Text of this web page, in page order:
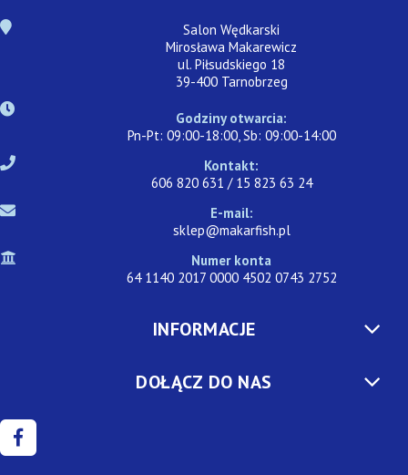
Salon Wędkarski
Mirosława Makarewicz
ul. Piłsudskiego 18
39-400 Tarnobrzeg
Godziny otwarcia:
Pn-Pt: 09:00-18:00, Sb: 09:00-14:00
Kontakt:
606 820 631 / 15 823 63 24
E-mail:
sklep@makarfish.pl
Numer konta
64 1140 2017 0000 4502 0743 2752
INFORMACJE
DOŁĄCZ DO NAS